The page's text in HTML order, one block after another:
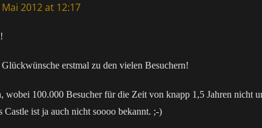
2012 at 12:17
erstmal zu den vielen Besuchern!
wobei 100.000 Besucher für die Zeit von knapp 1,5 Jahren nicht
Castle ist ja auch nicht soooo bekannt. ;-)